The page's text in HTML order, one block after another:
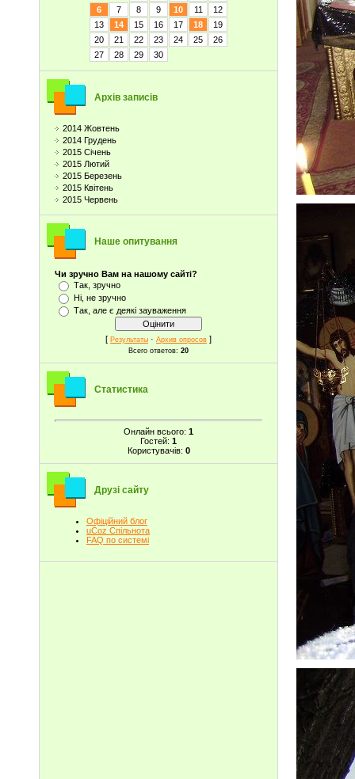
6
7 8 9 10 11
12
13
14 15 16 17 18
19
20
21 22 23 24 25
26
27
28 29 30
Архів записів
2014 Жовтень
2014 Грудень
2015 Січень
2015 Лютий
2015 Березень
2015 Квітень
2015 Червень
Наше опитування
Чи зручно Вам на нашому сайті?
Так, зручно
Ні, не зручно
Так, але є деякі зауваження
[ Результаты · Архив опросов ]
Всего ответов: 20
Статистика
Онлайн всього: 1
Гостей: 1
Користувачів: 0
Друзі сайту
Офіційний блог
uCoz Спільнота
FAQ по системі